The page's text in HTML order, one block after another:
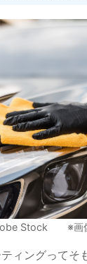
Stock ※画
ティングってそ